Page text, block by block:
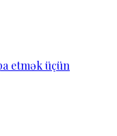
etmək üçün